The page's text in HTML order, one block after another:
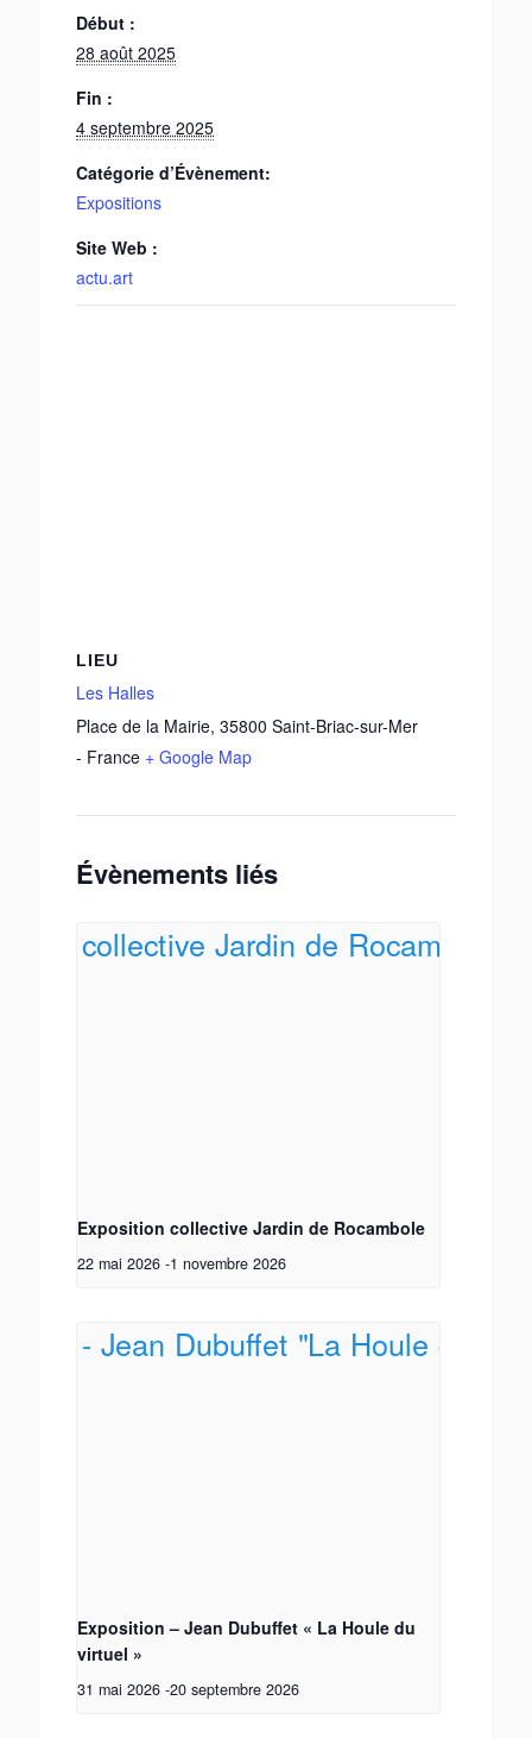
Début :
28 août 2025
Fin :
4 septembre 2025
Catégorie d’Évènement:
Expositions
Site Web :
actu.art
LIEU
Les Halles
Place de la Mairie, 35800 Saint-Briac-sur-Mer
- France + Google Map
Évènements liés
Exposition collective Jardin de Rocambole
22 mai 2026 -1 novembre 2026
Exposition – Jean Dubuffet « La Houle du
virtuel »
31 mai 2026 -20 septembre 2026